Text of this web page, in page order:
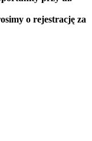
o rejestrację za